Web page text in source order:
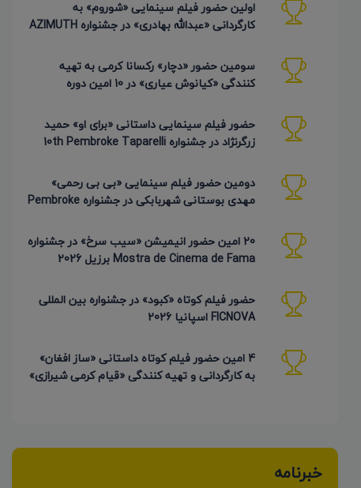
اولین حضور فیلم سینمایی «شوروم» به
کارگردانی «عبدالله بهادری» در جشنواره AZIMUTH
سومین حضور «دچار» رکسانا کرمی به تهیه
کنندگی «کیانوش عیاری» در 10 امین دوره
حضور فیلم سینمایی داستانی «برای او» حمید
زرگرنژاد در جشنواره 10th Pembroke Taparelli
دومین حضور فیلم سینمایی «بی بی رحمی»
مهدی بوستانی شهربابکی در جشنواره Pembroke
20 امین حضور انیمیشن «سیب سرخ» در جشنواره
Mostra de Cinema de Fama برزیل 2026
حضور فیلم کوتاه «کبود» در جشنواره بین المللی
FICNOVA اسپانیا 2026
4 امین حضور فیلم کوتاه داستانی «ساز افغان»
به کارگردانی و تهیه کنندگی «قیام کرمی شیرازی»
خبرنامه